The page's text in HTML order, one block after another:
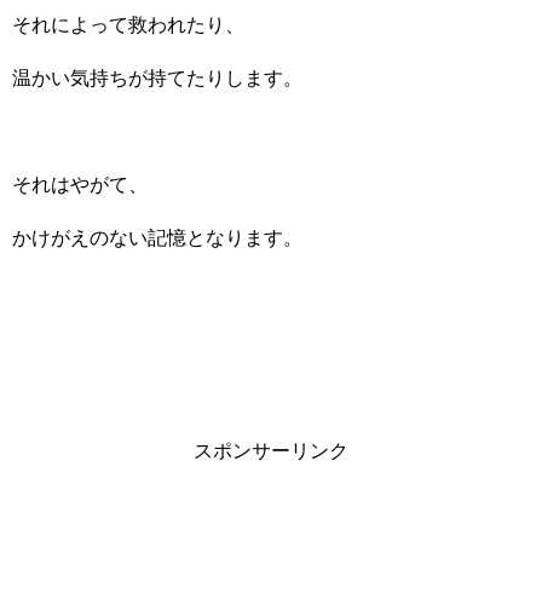
それによって救われたり、
温かい気持ちが持てたりします。
それはやがて、
かけがえのない記憶となります。
スポンサーリンク